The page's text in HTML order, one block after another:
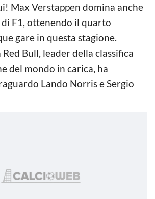
Max Verstappen domina anche
di F1, ottenendo il quarto
gare in questa stagione.
Red Bull, leader della classifica
del mondo in carica, ha
Lando Norris e Sergio